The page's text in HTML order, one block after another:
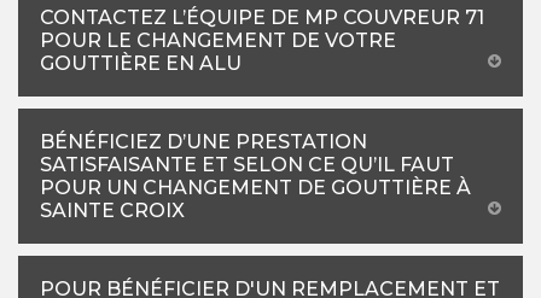
CONTACTEZ L’ÉQUIPE DE MP COUVREUR 71
POUR LE CHANGEMENT DE VOTRE
GOUTTIÈRE EN ALU
BÉNÉFICIEZ D’UNE PRESTATION
SATISFAISANTE ET SELON CE QU’IL FAUT
POUR UN CHANGEMENT DE GOUTTIÈRE À
SAINTE CROIX
POUR BÉNÉFICIER D'UN REMPLACEMENT ET